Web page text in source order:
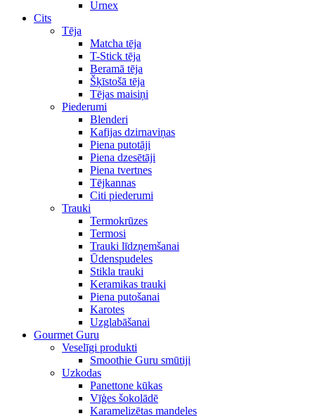
Urnex
Cits
Tēja
Matcha tēja
T-Stick tēja
Beramā tēja
Šķīstošā tēja
Tējas maisiņi
Piederumi
Blenderi
Kafijas dzirnaviņas
Piena putotāji
Piena dzesētāji
Piena tvertnes
Tējkannas
Citi piederumi
Trauki
Termokrūzes
Termosi
Trauki līdzņemšanai
Ūdenspudeles
Stikla trauki
Keramikas trauki
Piena putošanai
Karotes
Uzglabāšanai
Gourmet Guru
Veselīgi produkti
Smoothie Guru smūtiji
Uzkodas
Panettone kūkas
Vīģes šokolādē
Karamelizētas mandeles